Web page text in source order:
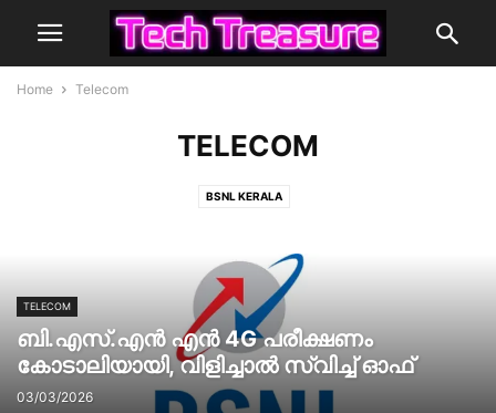
Home Telecom
TELECOM
BSNL KERALA
TELECOM
ബി.എസ്.എൻ എൻ 4G പരീക്ഷണം
കോടാലിയായി, വിളിച്ചാൽ സ്വിച്ച് ഓഫ്
03/03/2026